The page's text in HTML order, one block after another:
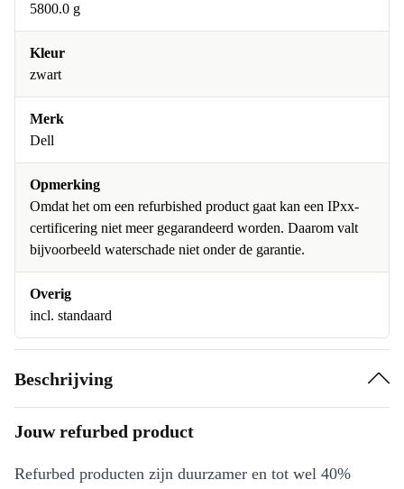
5800.0 g
Kleur
zwart
Merk
Dell
Opmerking
Omdat het om een refurbished product gaat kan een IPxx-
certificering niet meer gegarandeerd worden. Daarom valt
bijvoorbeeld waterschade niet onder de garantie.
Overig
incl. standaard
Beschrijving
Jouw refurbed product
Refurbed producten zijn duurzamer en tot wel 40%